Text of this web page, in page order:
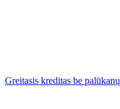
Greitasis kreditas be palūkanų